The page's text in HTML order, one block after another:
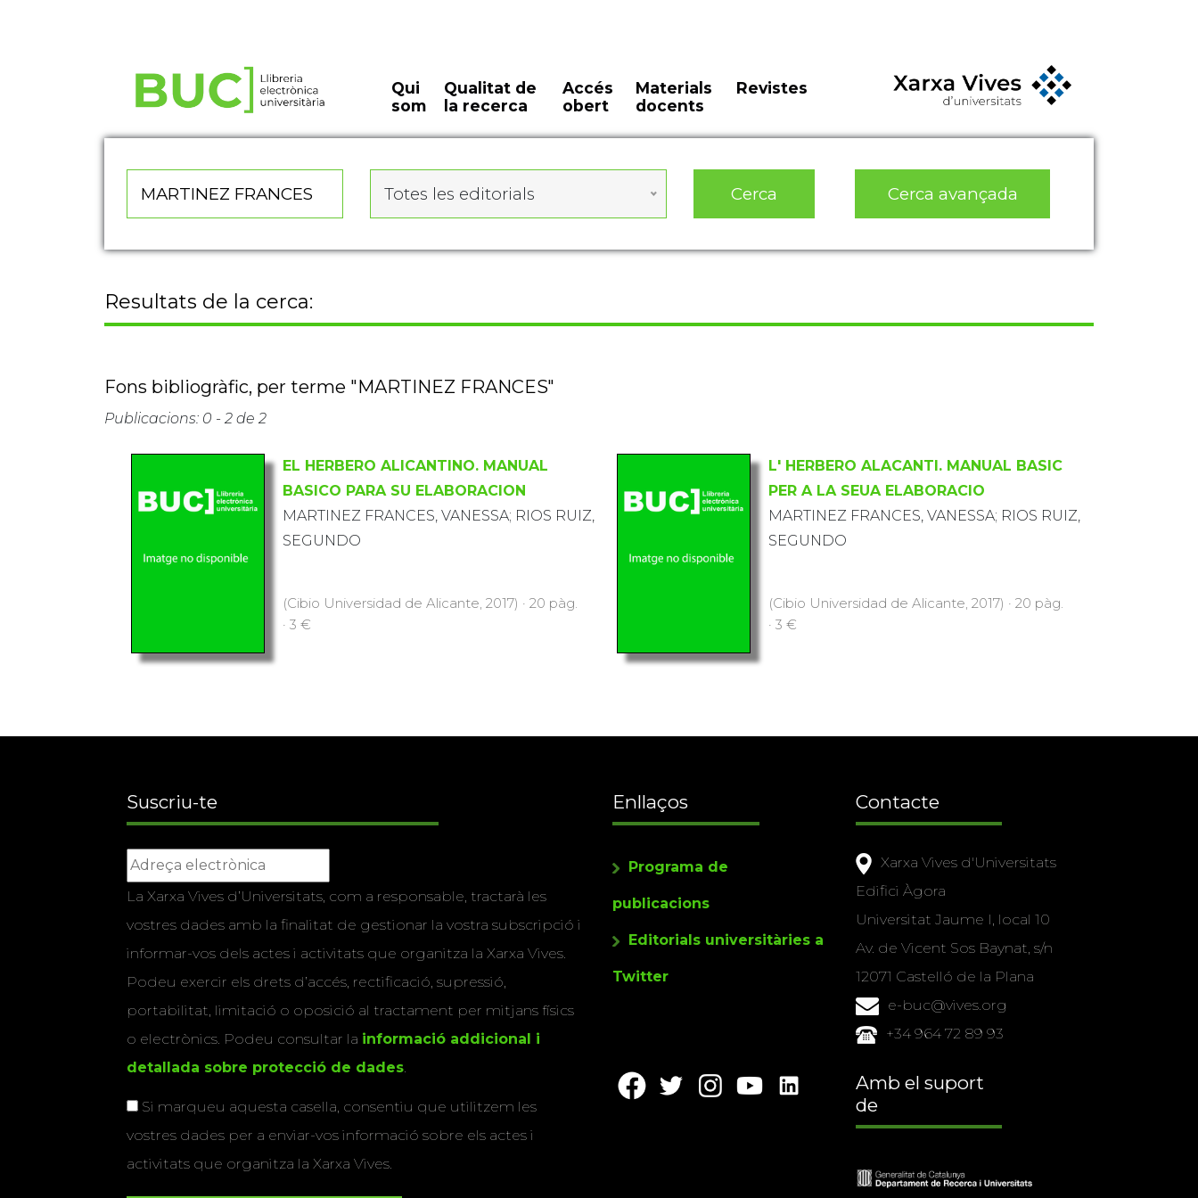
Qui
som
Qualitat de
la recerca
Accés
obert
Materials
docents
Revistes
Totes les editorials Cerca Cerca avançada
Resultats de la cerca:
Fons bibliogràfic, per terme "MARTINEZ FRANCES"
Publicacions: 0 - 2 de 2
EL HERBERO ALICANTINO. MANUAL
BASICO PARA SU ELABORACION
MARTINEZ FRANCES, VANESSA; RIOS RUIZ,
SEGUNDO
(Cibio Universidad de Alicante, 2017) · 20 pàg.
· 3 €
L' HERBERO ALACANTI. MANUAL BASIC
PER A LA SEUA ELABORACIO
MARTINEZ FRANCES, VANESSA; RIOS RUIZ,
SEGUNDO
(Cibio Universidad de Alicante, 2017) · 20 pàg.
· 3 €
Suscriu-te
La Xarxa Vives d’Universitats, com a responsable, tractarà les
vostres dades amb la finalitat de gestionar la vostra subscripció i
informar-vos dels actes i activitats que organitza la Xarxa Vives.
Podeu exercir els drets d’accés, rectificació, supressió,
portabilitat, limitació o oposició al tractament per mitjans físics
o electrònics. Podeu consultar la informació addicional i
detallada sobre protecció de dades.
Si marqueu aquesta casella, consentiu que utilitzem les
vostres dades per a enviar-vos informació sobre els actes i
activitats que organitza la Xarxa Vives.
Enllaços
Programa de
publicacions
Editorials universitàries a
Twitter
Contacte
Xarxa Vives d'Universitats
Edifici Àgora
Universitat Jaume I, local 10
Av. de Vicent Sos Baynat, s/n
12071 Castelló de la Plana
e-buc@vives.org
+34 964 72 89 93
Amb el suport
de